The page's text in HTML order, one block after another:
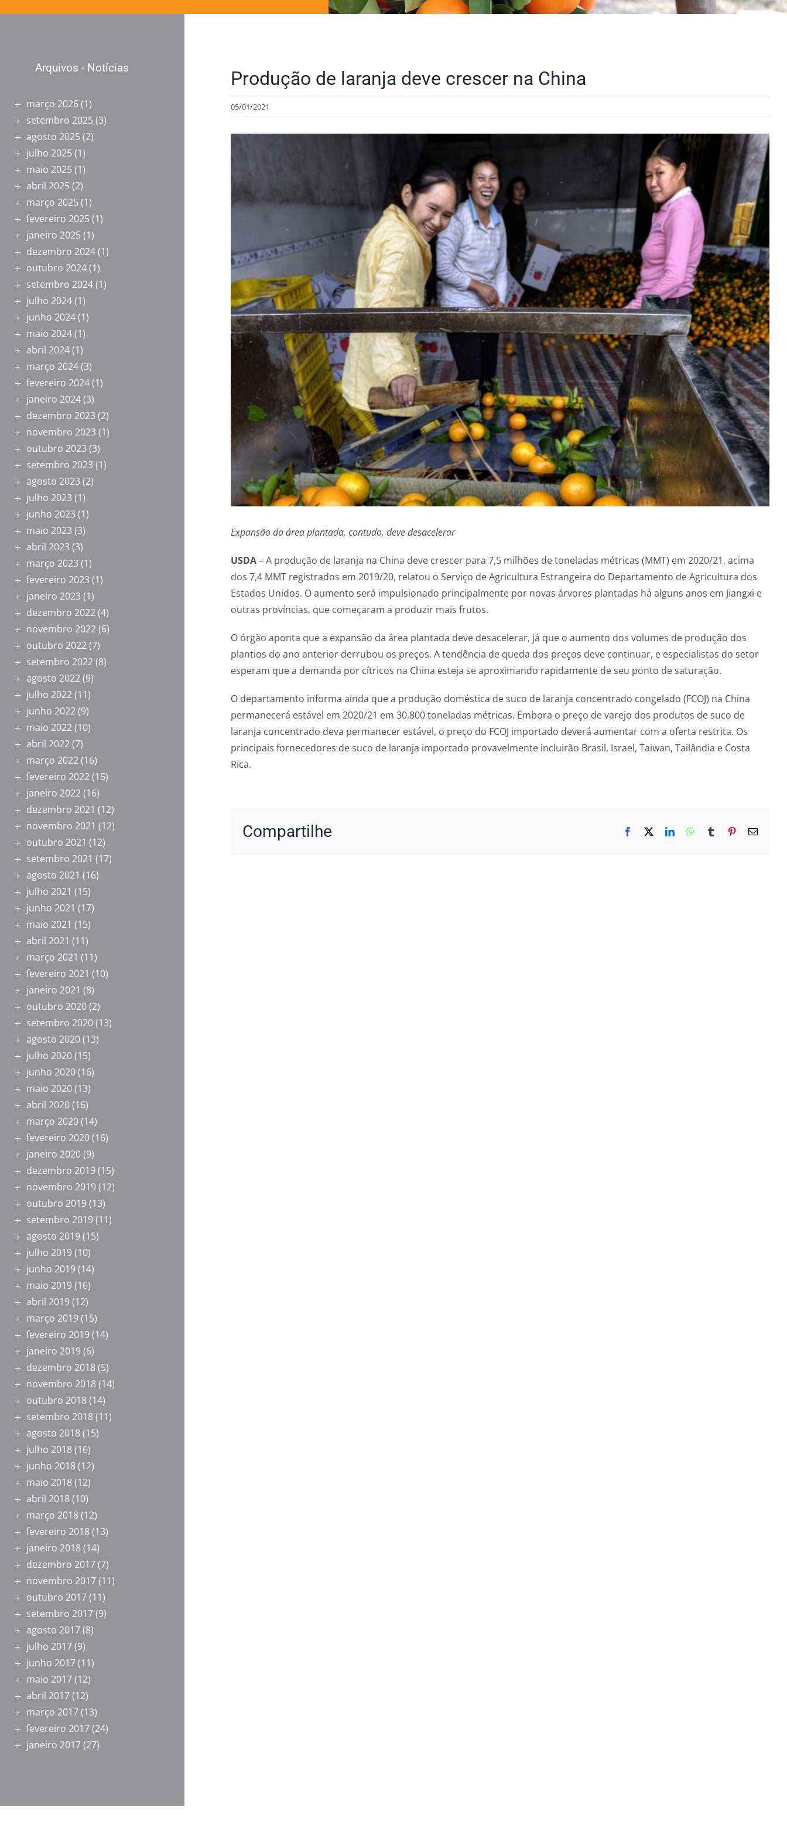
Produção de laranja deve crescer na China
05/01/2021
Expansão da área plantada, contudo, deve desacelerar
USDA– A produção de laranja na China deve crescer para 7,5 milhões de toneladas métricas (MMT) em 2020/21, acima
dos 7,4 MMT registrados em 2019/20, relatou o Serviço de Agricultura Estrangeira do Departamento de Agricultura dos
Estados Unidos. O aumento será impulsionado principalmente por novas árvores plantadas há alguns anos em Jiangxi e
outras províncias, que começaram a produzir mais frutos.
O órgão aponta que a expansão da área plantada deve desacelerar, já que o aumento dos volumes de produção dos
plantios do ano anterior derrubou os preços. A tendência de queda dos preços deve continuar, e especialistas do setor
esperam que a demanda por cítricos na China esteja se aproximando rapidamente de seu ponto de saturação.
O departamento informa ainda que a produção doméstica de suco de laranja concentrado congelado (FCOJ) na China
permanecerá estável em 2020/21 em 30.800 toneladas métricas. Embora o preço de varejo dos produtos de suco de
laranja concentrado deva permanecer estável, o preço do FCOJ importado deverá aumentar com a oferta restrita. Os
principais fornecedores de suco de laranja importado provavelmente incluirão Brasil, Israel, Taiwan, Tailândia e Costa
Rica.
Compartilhe Facebook LinkedInWhatsApp
Tumblr Pinterest
E-
Arquivos - Notícias
março 2026(1)
setembro 2025 (3)
agosto 2025 (2)
julho 2025 (1)
maio 2025 (1)
abril 2025 (2)
março 2025 (1)
fevereiro 2025 (1)
janeiro 2025 (1)
dezembro 2024(1)
outubro 2024(1)
setembro 2024(1)
julho 2024(1)
junho 2024(1)
maio 2024(1)
abril 2024(1)
março 2024(3)
fevereiro 2024(1)
janeiro 2024(3)
dezembro 2023 (2)
novembro 2023 (1)
outubro 2023 (3)
setembro 2023 (1)
agosto 2023 (2)
julho 2023 (1)
junho 2023 (1)
maio 2023 (3)
abril 2023 (3)
março 2023 (1)
fevereiro 2023 (1)
janeiro 2023 (1)
dezembro 2022(4)
novembro 2022(6)
outubro 2022(7)
setembro 2022(8)
agosto 2022(9)
julho 2022(11)
junho 2022(9)
maio 2022(10)
abril 2022(7)
março 2022(16)
fevereiro 2022(15)
janeiro 2022(16)
dezembro 2021 (12)
novembro 2021 (12)
outubro 2021 (12)
setembro 2021 (17)
agosto 2021 (16)
julho 2021 (15)
junho 2021 (17)
maio 2021 (15)
abril 2021 (11)
março 2021 (11)
fevereiro 2021 (10)
janeiro 2021 (8)
outubro 2020(2)
setembro 2020(13)
agosto 2020(13)
julho 2020(15)
junho 2020(16)
maio 2020(13)
abril 2020(16)
março 2020(14)
fevereiro 2020(16)
janeiro 2020(9)
dezembro 2019(15)
novembro 2019(12)
outubro 2019(13)
setembro 2019(11)
agosto 2019(15)
julho 2019(10)
junho 2019(14)
maio 2019(16)
abril 2019(12)
março 2019(15)
fevereiro 2019(14)
janeiro 2019(6)
dezembro 2018(5)
novembro 2018(14)
outubro 2018(14)
setembro 2018(11)
agosto 2018(15)
julho 2018(16)
junho 2018(12)
maio 2018(12)
abril 2018(10)
março 2018(12)
fevereiro 2018(13)
janeiro 2018(14)
dezembro 2017(7)
novembro 2017(11)
outubro 2017(11)
setembro 2017(9)
agosto 2017(8)
julho 2017(9)
junho 2017(11)
maio 2017(12)
abril 2017(12)
março 2017(13)
fevereiro 2017(24)
janeiro 2017(27)